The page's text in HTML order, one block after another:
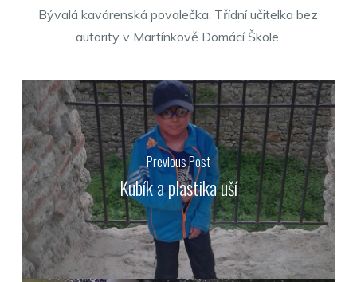
Bývalá kavárenská povalečka, Třídní učitelka bez
autority v Martínkově Domácí Škole.
Previous Post
Kubík a plastika uší